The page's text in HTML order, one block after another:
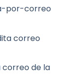
por-correo
correo
de la